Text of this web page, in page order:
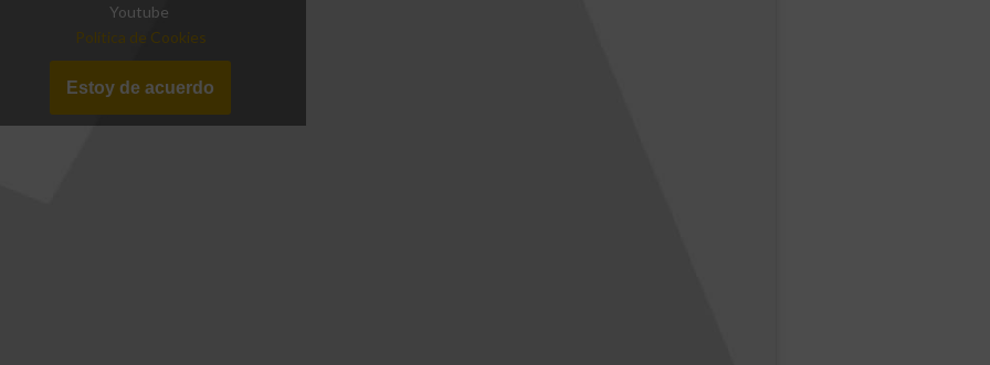
Youtube
Política de Cookies
Estoy de acuerdo